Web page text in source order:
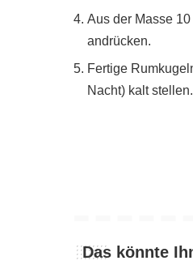
Aus der Masse
andrücken.
Fertige
Nacht) kalt stellen.
Das könnte